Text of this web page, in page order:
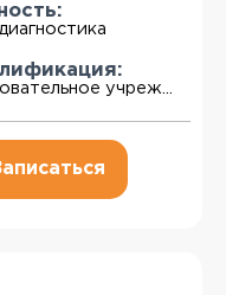
учреж...